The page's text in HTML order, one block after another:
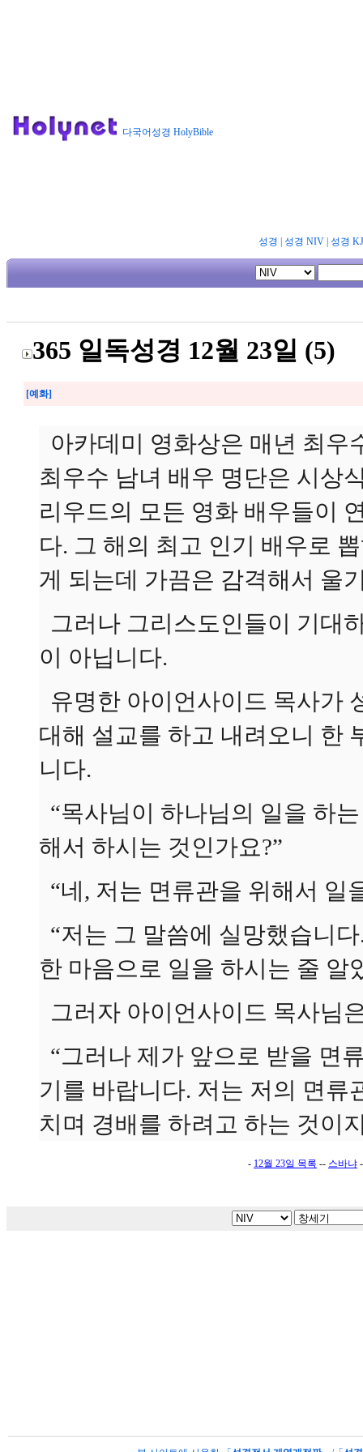
다국어성경 HolyBible
성경 성경 NIV| 성경
365 일독성경 12월 23일 (5)
[예화]
아카데미 영화상은 매년 최우
최우수 남녀 배우 명단은 시상
리우드의 모든 영화 배우들이
다. 그 해의 최고 인기 배우로
게 되는데 가끔은 감격해서 울
그러나 그리스도인들이 기대
이 아닙니다.
유명한 아이언사이드 목사가
대해 설교를 하고 내려오니 한
니다.
“목사님이 하나님의 일을 하
해서 하시는 것인가요?”
“네, 저는 면류관을 위해서 일
“저는 그 말씀에 실망했습니
한 마음으로 일을 하시는 줄 알
그러자 아이언사이드 목사님
“그러나 제가 앞으로 받을 면
기를 바랍니다. 저는 저의 면류
치며 경배를 하려고 하는 것이
- 12월 23일 목록 -- 스바냐